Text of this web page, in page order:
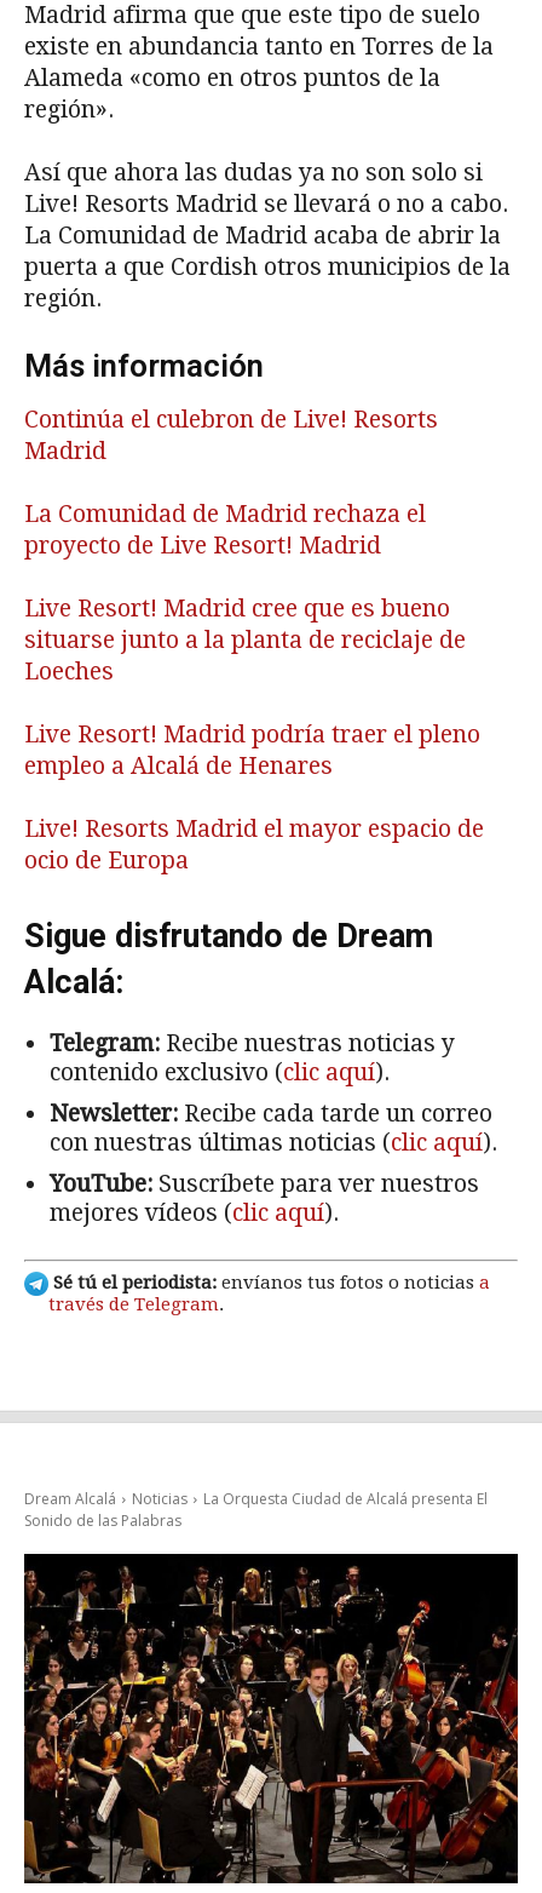
Madrid afirma que que este tipo de suelo
existe en abundancia tanto en Torres de la
Alameda «como en otros puntos de la
región».
Así que ahora las dudas ya no son solo si
Live! Resorts Madrid se llevará o no a cabo.
La Comunidad de Madrid acaba de abrir la
puerta a que Cordish otros municipios de la
región.
Más información
Continúa el culebron de Live! Resorts
Madrid
La Comunidad de Madrid rechaza el
proyecto de Live Resort! Madrid
Live Resort! Madrid cree que es bueno
situarse junto a la planta de reciclaje de
Loeches
Live Resort! Madrid podría traer el pleno
empleo a Alcalá de Henares
Live! Resorts Madrid el mayor espacio de
ocio de Europa
Sigue disfrutando de Dream
Alcalá:
Telegram: Recibe nuestras noticias y
contenido exclusivo (clic aquí).
Newsletter: Recibe cada tarde un correo
con nuestras últimas noticias (clic aquí).
YouTube: Suscríbete para ver nuestros
mejores vídeos (clic aquí).
Sé tú el periodista: envíanos tus fotos o noticias a
través de Telegram.